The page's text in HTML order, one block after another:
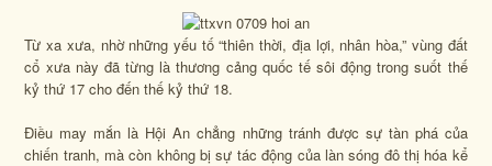
Từ xa xưa, nhờ những yếu tố “thiên thời, địa lợi, nhân hòa,” vùng đất
cổ xưa này đã từng là thương cảng quốc tế sôi động trong suốt thế
kỷ thứ 17 cho đến thế kỷ thứ 18.
Điều may mắn là Hội An chẳng những tránh được sự tàn phá của
chiến tranh, mà còn không bị sự tác động của làn sóng đô thị hóa kể